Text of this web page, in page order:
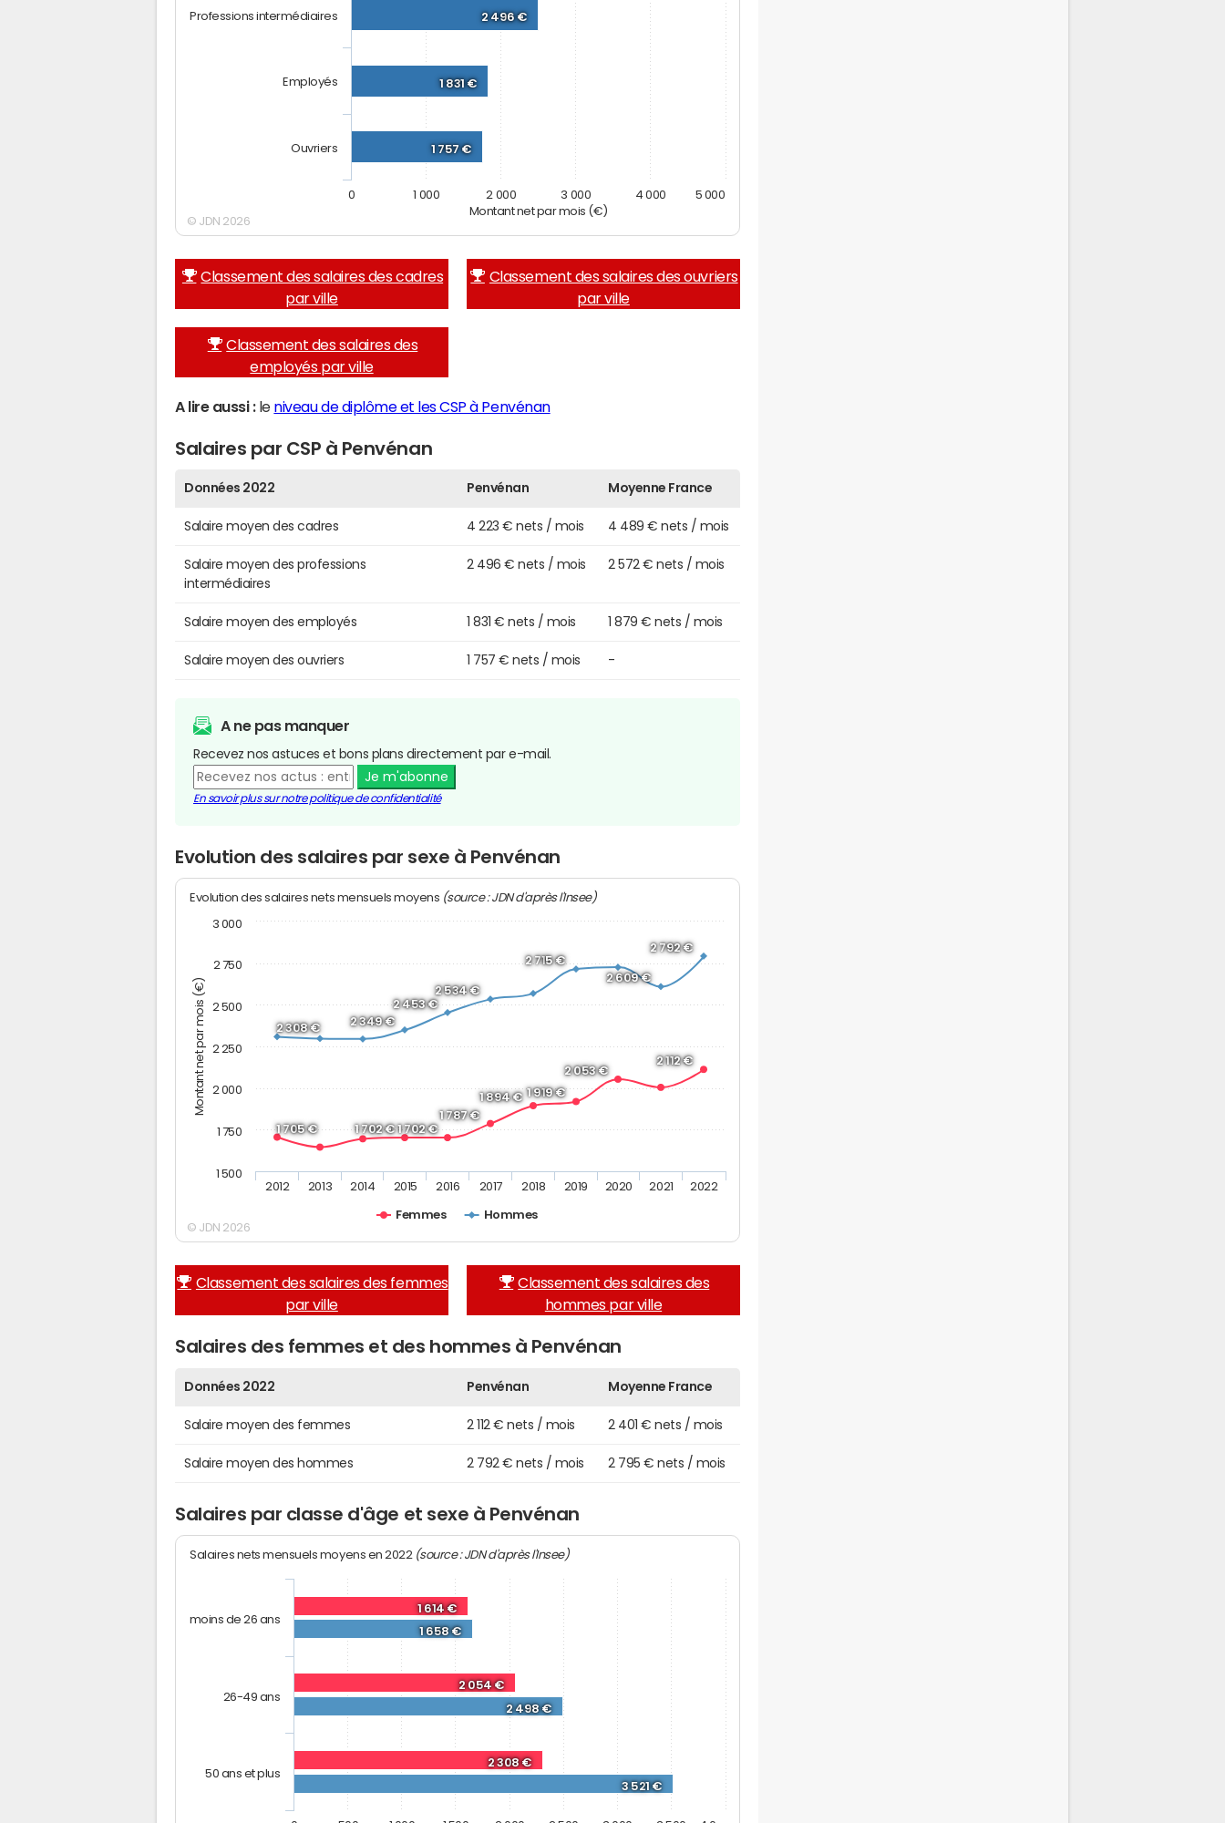
Montant net par mois (€)
2 496 €
1 831 €
1 757 €
Professions intermédiaires
Employés
Ouvriers
0 1 000 2 000 3 000 4 000 5 000
© JDN 2026
Classement des salaires des cadres
par ville
Classement des salaires des ouvriers
par ville
Classement des salaires des
employés par ville
A lire aussi :le niveau de diplôme et les CSP à Penvénan
Salaires par CSP à Penvénan
Données 2022 Penvénan Moyenne France
Salaire moyen des cadres 4 223 € nets / mois 4 489 € nets / mois
Salaire moyen des professions
intermédiaires
2 496 € nets / mois 2 572 € nets / mois
Salaire moyen des employés 1 831 € nets / mois 1 879 € nets / mois
Salaire moyen des ouvriers 1 757 € nets / mois -
A ne pas manquer
Recevez nos astuces et bons plans directement par e-mail.
Je m'abonne
En savoir plus sur notre politique de confidentialité
Evolution des salaires par sexe à Penvénan
Montant net par mois (€)
Evolution des salaires nets mensuels moyens (source : JDN d'après l'Insee)
1 705 € 1 702 €1 702 €
1 787 €
1 894 € 1 919 €
2 053 €
2 112 €
2 308 €
2 349 €
2 453 €
2 534 €
2 715 €
2 609 €
2 792 €
Femmes Hommes
2012 2013 2014 2015 2016 2017 2018 2019 2020 2021 2022
1 500
1 750
2 000
2 250
2 500
2 750
3 000
© JDN 2026
Classement des salaires des femmes
par ville
Classement des salaires des
hommes par ville
Salaires des femmes et des hommes à Penvénan
Données 2022 Penvénan Moyenne France
Salaire moyen des femmes 2 112 € nets / mois 2 401 € nets / mois
Salaire moyen des hommes 2 792 € nets / mois 2 795 € nets / mois
Salaires par classe d'âge et sexe à Penvénan
Salaires nets mensuels moyens en 2022 (source : JDN d'après l'Insee)
1 614 €
2 054 €
2 308 €
1 658 €
2 498 €
3 521 €
moins de 26 ans
26-49 ans
50 ans et plus